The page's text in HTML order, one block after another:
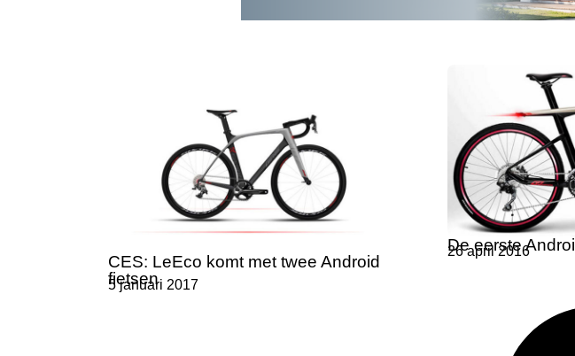
CES: LeEco komt met twee Android
fietsen
5 januari 2017
De eerste
26 april 2016